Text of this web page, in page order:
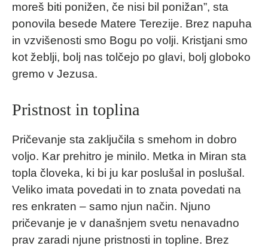
moreš biti ponižen, če nisi bil ponižan”, sta
ponovila besede Matere Terezije. Brez napuha
in vzvišenosti smo Bogu po volji. Kristjani smo
kot žeblji, bolj nas tolčejo po glavi, bolj globoko
gremo v Jezusa.
Pristnost in toplina
Pričevanje sta zaključila s smehom in dobro
voljo. Kar prehitro je minilo. Metka in Miran sta
topla človeka, ki bi ju kar poslušal in poslušal.
Veliko imata povedati in to znata povedati na
res enkraten – samo njun način. Njuno
pričevanje je v današnjem svetu nenavadno
prav zaradi njune pristnosti in topline. Brez